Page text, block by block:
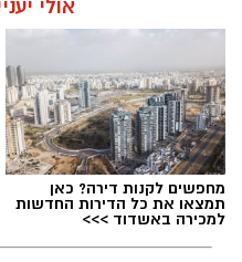
אולי
מחפשים לקנות דירה? כאן
תמצאו את כל הדירות החדשות
למכירה באשדוד >>>